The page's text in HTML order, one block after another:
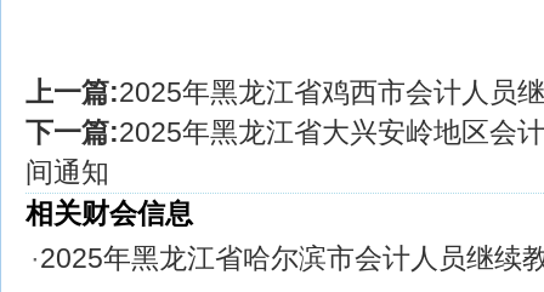
上一篇:2025年黑龙江省鸡西市会计人员
下一篇:2025年黑龙江省大兴安岭地区会
间通知
相关财会信息
·2025年黑龙江省哈尔滨市会计人员继续